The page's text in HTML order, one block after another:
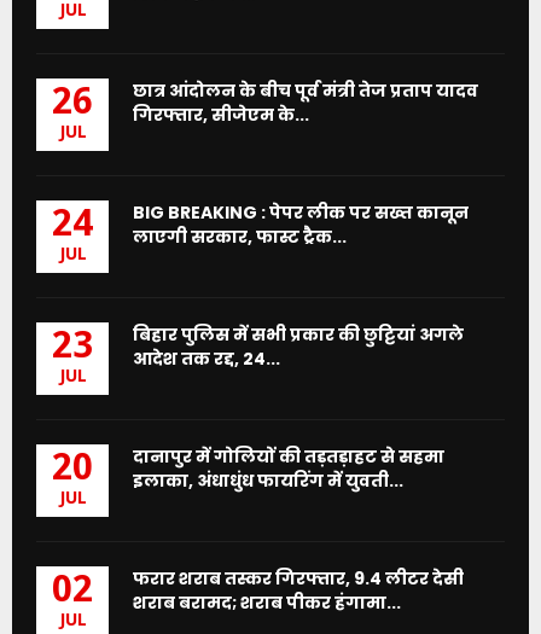
JUL
26
JUL
छात्र आंदोलन के बीच पूर्व मंत्री तेज प्रताप यादव
गिरफ्तार, सीजेएम के...
24
JUL
BIG BREAKING : पेपर लीक पर सख्त कानून
लाएगी सरकार, फास्ट ट्रैक...
23
JUL
बिहार पुलिस में सभी प्रकार की छुट्टियां अगले
आदेश तक रद्द, 24...
20
JUL
दानापुर में गोलियों की तड़तड़ाहट से सहमा
इलाका, अंधाधुंध फायरिंग में युवती...
02
JUL
फरार शराब तस्कर गिरफ्तार, 9.4 लीटर देसी
शराब बरामद; शराब पीकर हंगामा...